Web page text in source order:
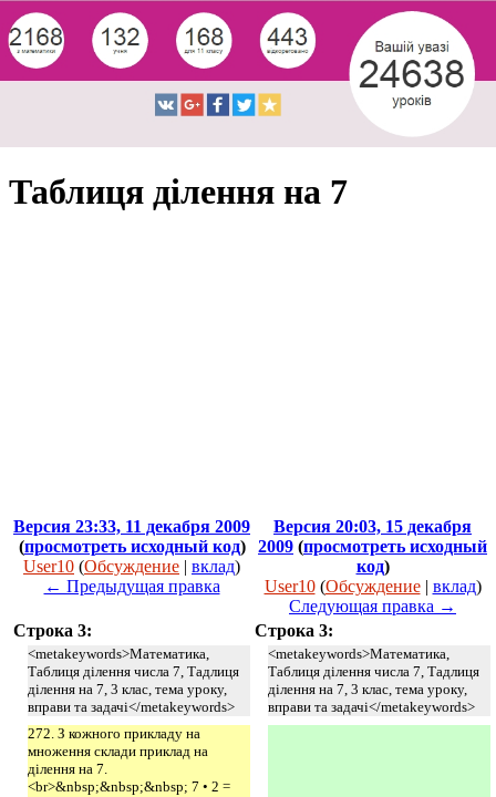
Таблиця ділення на 7
Версия 23:33, 11 декабря 2009
(просмотреть исходный код)
User10 (Обсуждение | вклад)
← Предыдущая правка
Версия 20:03, 15 декабря
2009 (просмотреть исходный
код)
User10 (Обсуждение| вклад)
Следующая правка →
Строка 3:
Строка 3:
<metakeywords>Математика,
Таблиця ділення числа 7, Тадлиця
ділення на 7, 3 клас, тема уроку,
вправи та задачі</metakeywords>
<metakeywords>Математика,
Таблиця ділення числа 7, Тадлиця
ділення на 7, 3 клас, тема уроку,
вправи та задачі</metakeywords>
272. З кожного прикладу на
множення склади приклад на
ділення на 7.
<br>&nbsp;&nbsp;&nbsp; 7 • 2 =